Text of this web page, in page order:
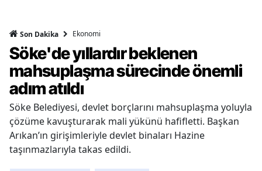
Son Dakika Ekonomi
Söke'de yıllardır beklenen
mahsuplaşma sürecinde önemli
adım atıldı
Söke Belediyesi, devlet borçlarını mahsuplaşma yoluyla
çözüme kavuşturarak mali yükünü hafifletti. Başkan
Arıkan’ın girişimleriyle devlet binaları Hazine
taşınmazlarıyla takas edildi.